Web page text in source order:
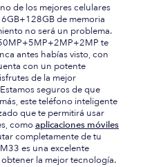
de los mejores celulares
de memoria
no será un problema.
te
antes habías visto, con
con un potente
de la mejor
seguros de que
este teléfono inteligente
que te permitirá usar
comoaplicaciones móviles
completamente de tu
es una excelente
la mejor tecnología.